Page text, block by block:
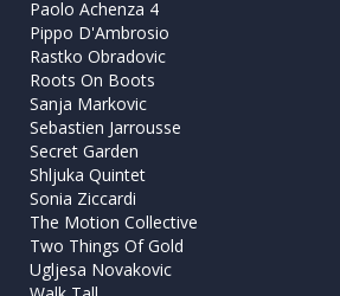
Paolo Achenza 4
Pippo D'Ambrosio
Rastko Obradovic
Roots On Boots
Sanja Markovic
Sebastien Jarrousse
Secret Garden
Shljuka Quintet
Sonia Ziccardi
The Motion Collective
Two Things Of Gold
Ugljesa Novakovic